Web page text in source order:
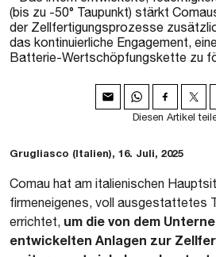
(bis zu -50° Taupunkt) stärkt
der Zellfertigungsprozesse
das kontinuierliche Engagement,
Batterie-Wertschöpfungskette zu
Diesen Artikel
Grugliasco (Italien), 16. Juli, 2025
Comau hat am italienischen
firmeneigenes, voll ausgestattetes
errichtet, um die von dem
entwickelten Anlagen zur